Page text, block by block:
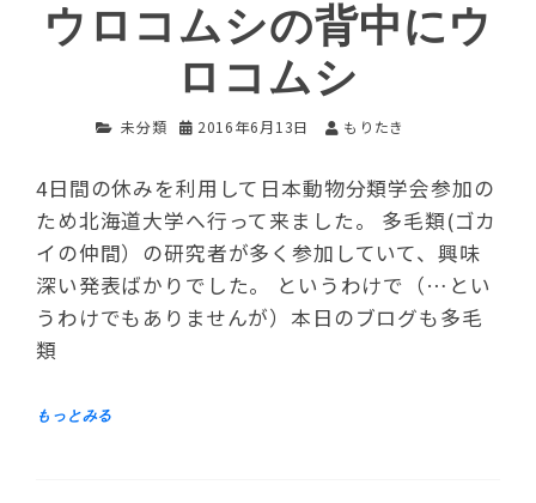
ウロコムシの背中にウ
ロコムシ
未分類 2016年6月13日 もりたき
4日間の休みを利用して日本動物分類学会参加の
ため北海道大学へ行って来ました。 多毛類(ゴカ
イの仲間）の研究者が多く参加していて、興味
深い発表ばかりでした。 というわけで（…とい
うわけでもありませんが）本日のブログも多毛
類